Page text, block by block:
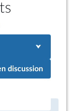
discussion